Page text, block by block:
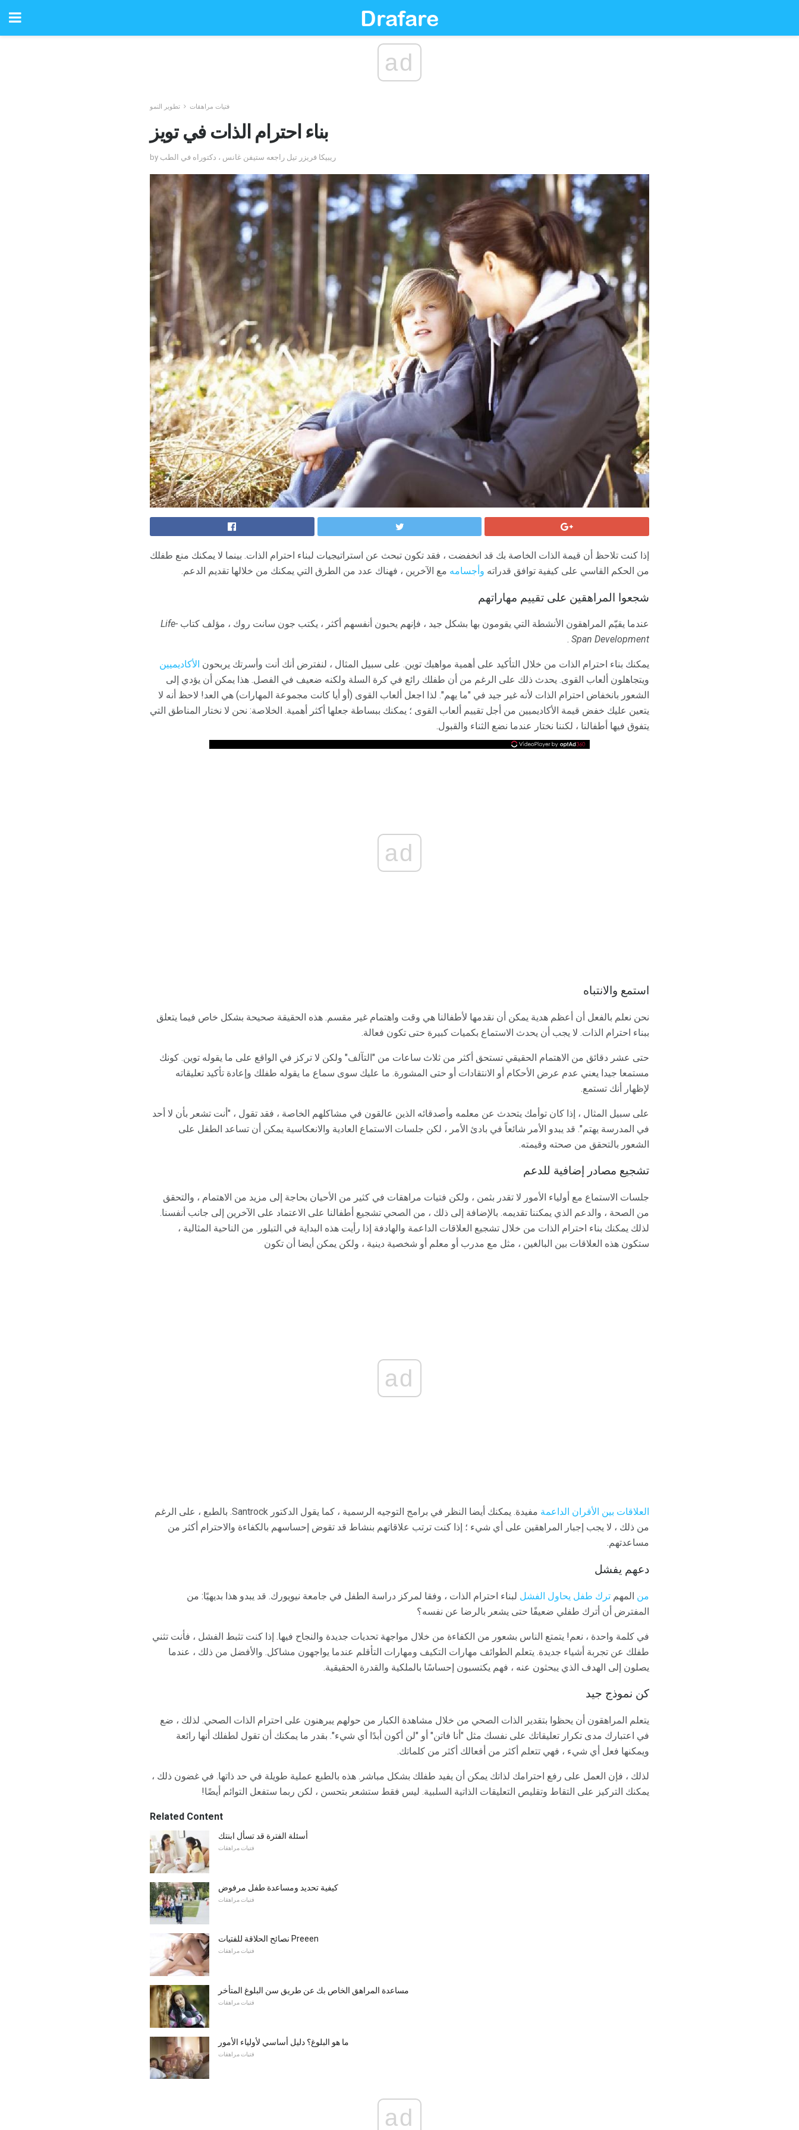
ad
فتيات مراهقات تطوير النمو
بناء احترام الذات في تويز
by ريبيكا فريزر تيل راجعه ستيفن غانس ، دكتوراه في الطب
إذا كنت تلاحظ أن قيمة الذات الخاصة بك قد انخفضت ، فقد تكون تبحث عن استراتيجيات لبناء احترام الذات. بينما لا يمكنك منع طفلك
من الحكم القاسي على كيفية توافق قدراته وأجسامه مع الآخرين ، فهناك عدد من الطرق التي يمكنك من خلالها تقديم الدعم.
شجعوا المراهقين على تقييم مهاراتهم
عندما يقيّم المراهقون الأنشطة التي يقومون بها بشكل جيد ، فإنهم يحبون أنفسهم أكثر ، يكتب جون سانت روك ، مؤلف كتاب Life-
Span Development
.
يمكنك بناء احترام الذات من خلال التأكيد على أهمية مواهبك توين. على سبيل المثال ، لنفترض أنك أنت وأسرتك يربحون الأكاديميين
ويتجاهلون ألعاب القوى. يحدث ذلك على الرغم من أن طفلك رائع في كرة السلة ولكنه ضعيف في الفصل. هذا يمكن أن يؤدي إلى
الشعور بانخفاض احترام الذات لأنه غير جيد في "ما يهم". لذا اجعل ألعاب القوى (أو أيا كانت مجموعة المهارات) هي العد! لاحظ أنه لا
يتعين عليك خفض قيمة الأكاديميين من أجل تقييم ألعاب القوى ؛ يمكنك ببساطة جعلها أكثر أهمية. الخلاصة: نحن لا نختار المناطق التي
يتفوق فيها أطفالنا ، لكننا نختار عندما نضع الثناء والقبول.
ad
استمع والانتباه
نحن نعلم بالفعل أن أعظم هدية يمكن أن نقدمها لأطفالنا هي وقت واهتمام غير مقسم. هذه الحقيقة صحيحة بشكل خاص فيما يتعلق
ببناء احترام الذات. لا يجب أن يحدث الاستماع بكميات كبيرة حتى تكون فعالة.
حتى عشر دقائق من الاهتمام الحقيقي تستحق أكثر من ثلاث ساعات من "التآلف" ولكن لا تركز في الواقع على ما يقوله توين. كونك
مستمعا جيدا يعني عدم عرض الأحكام أو الانتقادات أو حتى المشورة. ما عليك سوى سماع ما يقوله طفلك وإعادة تأكيد تعليقاته
لإظهار أنك تستمع.
على سبيل المثال ، إذا كان توأمك يتحدث عن معلمه وأصدقائه الذين عالقون في مشاكلهم الخاصة ، فقد تقول ، "أنت تشعر بأن لا أحد
في المدرسة يهتم". قد يبدو الأمر شائعاً في بادئ الأمر ، لكن جلسات الاستماع العادية والانعكاسية يمكن أن تساعد الطفل على
الشعور بالتحقق من صحته وقيمته.
تشجيع مصادر إضافية للدعم
جلسات الاستماع مع أولياء الأمور لا تقدر بثمن ، ولكن فتيات مراهقات في كثير من الأحيان بحاجة إلى مزيد من الاهتمام ، والتحقق
من الصحة ، والدعم الذي يمكننا تقديمه. بالإضافة إلى ذلك ، من الصحي تشجيع أطفالنا على الاعتماد على الآخرين إلى جانب أنفسنا.
لذلك يمكنك بناء احترام الذات من خلال تشجيع العلاقات الداعمة والهادفة إذا رأيت هذه البداية في التبلور. من الناحية المثالية ،
ستكون هذه العلاقات بين البالغين ، مثل مع مدرب أو معلم أو شخصية دينية ، ولكن يمكن أيضا أن تكون
ad
العلاقات بين الأقران الداعمة
مفيدة. يمكنك أيضا النظر في برامج التوجيه الرسمية ، كما يقول الدكتور Santrock. بالطبع ، على الرغم
من ذلك ، لا يجب إجبار المراهقين على أي شيء ؛ إذا كنت ترتب علاقاتهم بنشاط قد تقوض إحساسهم بالكفاءة والاحترام أكثر من
مساعدتهم.
دعهم يفشل
من المهم ترك طفل يحاول الفشل لبناء احترام الذات ، وفقا لمركز دراسة الطفل في جامعة نيويورك. قد يبدو هذا بديهيًا: من
المفترض أن أترك طفلي ضعيفًا حتى يشعر بالرضا عن نفسه؟
في كلمة واحدة ، نعم! يتمتع الناس بشعور من الكفاءة من خلال مواجهة تحديات جديدة والنجاح فيها. إذا كنت تثبط الفشل ، فأنت تثني
طفلك عن تجربة أشياء جديدة. يتعلم الطوائف مهارات التكيف ومهارات التأقلم عندما يواجهون مشاكل. والأفضل من ذلك ، عندما
يصلون إلى الهدف الذي يبحثون عنه ، فهم يكتسبون إحساسًا بالملكية والقدرة الحقيقية.
كن نموذج جيد
يتعلم المراهقون أن يحظوا بتقدير الذات الصحي من خلال مشاهدة الكبار من حولهم يبرهنون على احترام الذات الصحي. لذلك ، ضع
في اعتبارك مدى تكرار تعليقاتك على نفسك مثل "أنا فاتن" أو "لن أكون أبدًا أي شيء". بقدر ما يمكنك أن تقول لطفلك أنها رائعة
ويمكنها فعل أي شيء ، فهي تتعلم أكثر من أفعالك أكثر من كلماتك.
لذلك ، فإن العمل على رفع احترامك لذاتك يمكن أن يفيد طفلك بشكل مباشر. هذه بالطبع عملية طويلة في حد ذاتها. في غضون ذلك ،
يمكنك التركيز على التقاط وتقليص التعليقات الذاتية السلبية. ليس فقط ستشعر بتحسن ، لكن ربما ستفعل التوائم أيضًا!
Related Content
أسئلة الفترة قد تسأل ابنتك
فتيات مراهقات
كيفية تحديد ومساعدة طفل مرفوض
فتيات مراهقات
نصائح الحلاقة للفتيات Preeen
فتيات مراهقات
مساعدة المراهق الخاص بك عن طريق سن البلوغ المتأخر
فتيات مراهقات
ما هو البلوغ؟ دليل أساسي لأولياء الأمور
فتيات مراهقات
ad